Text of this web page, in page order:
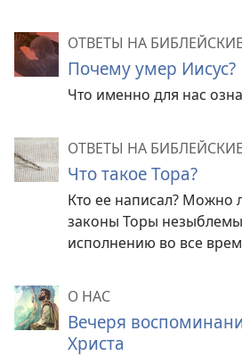
ОТВЕТЫ НА
Почему умер Иисус?
Что именно для нас
ОТВЕТЫ НА
Что такое Тора?
Кто ее написал? Можно
законы Торы
исполнению во все
О НАС
Вечеря
Христа